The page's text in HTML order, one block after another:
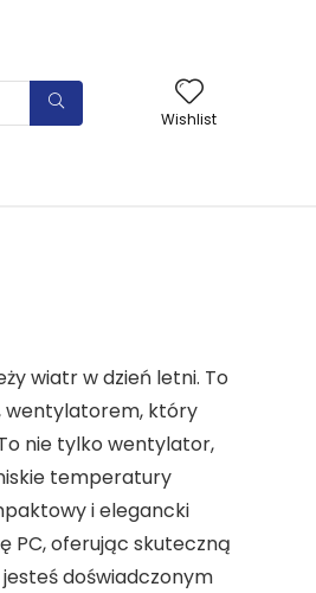
Wishlist
wiatr w dzień letni. To
wentylatorem, który
nie tylko wentylator,
temperatury
i elegancki
PC, oferując skuteczną
doświadczonym